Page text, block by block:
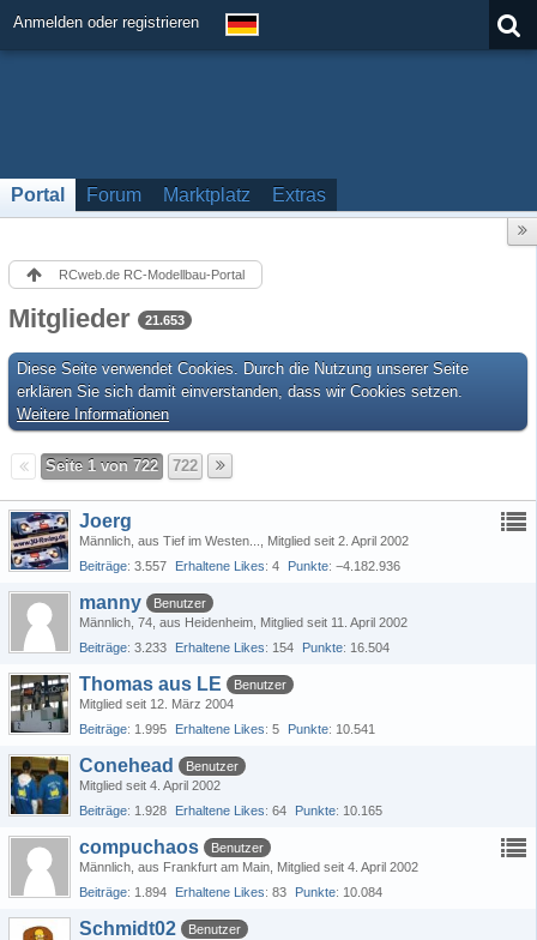
Anmelden oder registrieren
Portal Forum Marktplatz Extras
RCweb.de RC-Modellbau-Portal
Mitglieder 21.653
Diese Seite verwendet Cookies. Durch die Nutzung unserer Seite
erklären Sie sich damit einverstanden, dass wir Cookies setzen.
Weitere Informationen
Seite 1 von 722 722
Joerg
Männlich aus Tief im Westen...
Mitglied seit 2. April 2002
Beiträge 3.557 Erhaltene Likes 4 Punkte −4.182.936
manny
Benutzer
Männlich 74 aus Heidenheim Mitglied seit 11. April 2002
Beiträge 3.233 Erhaltene Likes 154 Punkte 16.504
Thomas aus LE
Benutzer
Mitglied seit 12. März 2004
Beiträge 1.995 Erhaltene Likes 5 Punkte 10.541
Conehead
Benutzer
Mitglied seit 4. April 2002
Beiträge 1.928 Erhaltene Likes 64 Punkte 10.165
compuchaos
Benutzer
Männlich aus Frankfurt am Main Mitglied seit 4. April 2002
Beiträge 1.894 Erhaltene Likes 83 Punkte 10.084
Schmidt02
Benutzer